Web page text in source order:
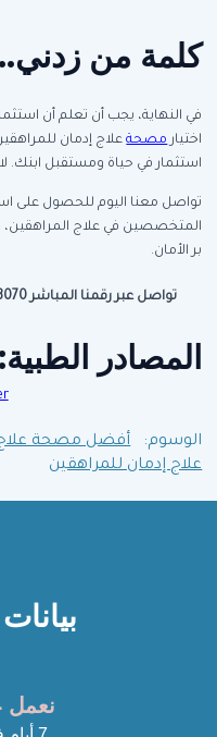
كلمة من زدني..
في النهاية، يجب أن تعلم أن
اختيارمصحةعلاج إدمان
استثمار في حياة ومستقبل ابنك.
تواصل معنا اليوم للحصول على
المتخصصين في علاج المراهقين،
بر الأمان.
تواصل عبر رقمنا المباشر 01044443070
المصادر الطبية:
الوسوم: أفضل مصحة علاج
علاج إدمان للمراهقين
نعمل 24 ساعة